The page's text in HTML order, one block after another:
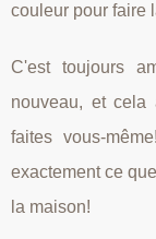
couleur pour faire
C'est toujours
nouveau, et
faites vous-
exactement ce
la maison!